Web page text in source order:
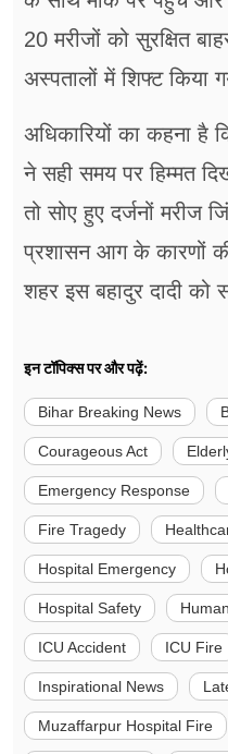
20 मरीजों को सुरक्षित
अस्पतालों में शिफ्ट किया
अधिकारियों का कहना है
ने सही समय पर हिम्मत
तो सोए हुए दर्जनों मरीज
प्रशासन आग के कारणों
शहर इस बहादुर दादी को
इन टॉपिक्स पर और पढ़ें:
Bihar Breaking News
Courageous Act
Emergency Response
Fire Tragedy
Hospital Emergency
Hospital Safety
ICU Accident ICU Fire
Inspirational News
Muzaffarpur Hospital Fire